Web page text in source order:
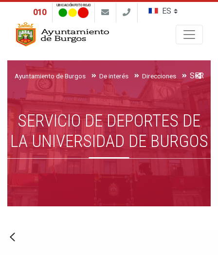
010
UBICACIÓN FOTO ROJO
Ayuntamiento de Burgos De interés Direcciones
SERVICIO DE DEPORTES DE
LA UNIVERSIDAD DE BURGOS